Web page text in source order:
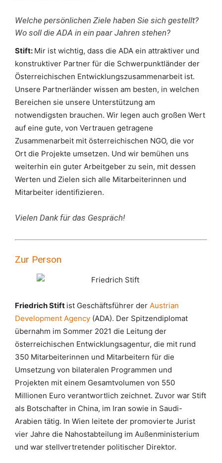
Welche persönlichen Ziele haben Sie sich gestellt?
Wo soll die ADA in ein paar Jahren stehen?
Stift: Mir ist wichtig, dass die ADA ein attraktiver und
konstruktiver Partner für die Schwerpunktländer der
Österreichischen Entwicklungszusammenarbeit ist.
Unsere Partnerländer wissen am besten, in welchen
Bereichen sie unsere Unterstützung am
notwendigsten brauchen. Wir legen auch großen Wert
auf eine gute, von Vertrauen getragene
Zusammenarbeit mit österreichischen NGO, die vor
Ort die Projekte umsetzen. Und wir bemühen uns
weiterhin ein guter Arbeitgeber zu sein, mit dessen
Werten und Zielen sich alle Mitarbeiterinnen und
Mitarbeiter identifizieren.
Vielen Dank für das Gespräch!
Zur Person
Friedrich Stift ist Geschäftsführer der Austrian
Development Agency (ADA). Der Spitzendiplomat
übernahm im Sommer 2021 die Leitung der
österreichischen Entwicklungsagentur, die mit rund
350 Mitarbeiterinnen und Mitarbeitern für die
Umsetzung von bilateralen Programmen und
Projekten mit einem Gesamtvolumen von 550
Millionen Euro verantwortlich zeichnet. Zuvor war Stift
als Botschafter in China, im Iran sowie in Saudi-
Arabien tätig. In Wien leitete der promovierte Jurist
vier Jahre die Nahostabteilung im Außenministerium
und war stellvertretender politischer Direktor.